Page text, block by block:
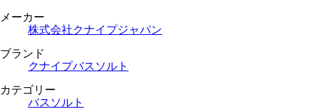
メーカー
株式会社クナイプジャパン
ブランド
クナイプバスソルト
カテゴリー
バスソルト